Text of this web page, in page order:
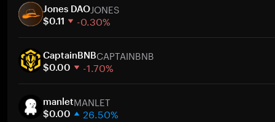
30 Tage
Marktkapitalisierung
Jones DAOJONES
$0.11 -0.30%
30 Tage
Marktkapitalisierung
CaptainBNBCAPTAINBNB
$0.00 -1.70%
30 Tage
Marktkapitalisierung
manletMANLET
$0.00 26.50%